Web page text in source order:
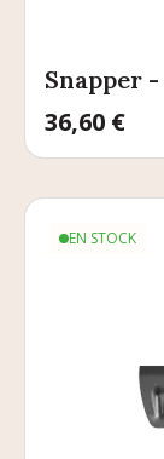
Snapper
Prix
36,60 €
EN STOCK